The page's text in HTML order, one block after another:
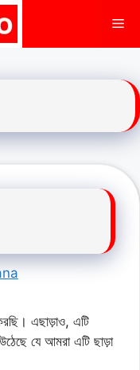
এছাড়াও, এটি
যে আমরা এটি ছাড়া